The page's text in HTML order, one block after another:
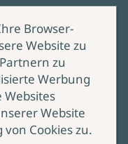
zur Produktsicherheit
Sie sich bitte an
Browser-
Website zu
zu
Werbung
Websites
Website
Cookies zu.